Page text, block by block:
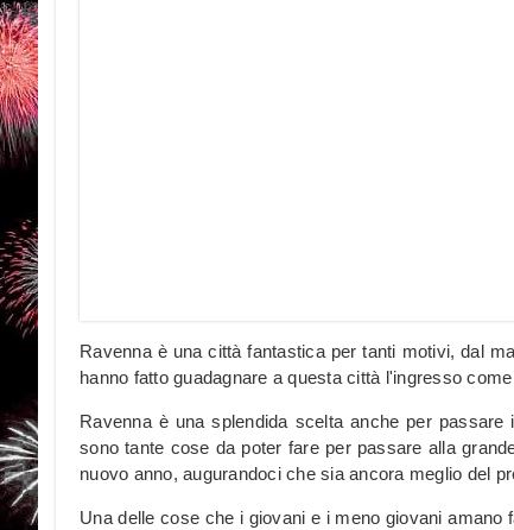
Ravenna è una città fantastica per tanti motivi, dal
hanno fatto guadagnare a questa città l'ingresso
Ravenna è una splendida scelta anche per
sono tante cose da poter fare per passare alla
nuovo anno, augurandoci che sia ancora meglio del
Una delle cose che i giovani e i meno giovani